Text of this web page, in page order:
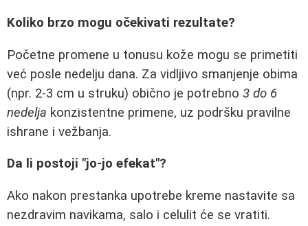
Koliko brzo mogu očekivati rezultate?
Početne promene u tonusu kože mogu se primetiti
već posle nedelju dana. Za vidljivo smanjenje obima
(npr. 2-3 cm u struku) obično je potrebno 3 do 6
nedelja konzistentne primene, uz podršku pravilne
ishrane i vežbanja.
Da li postoji "jo-jo efekat"?
Ako nakon prestanka upotrebe kreme nastavite sa
nezdravim navikama, salo i celulit će se vratiti.